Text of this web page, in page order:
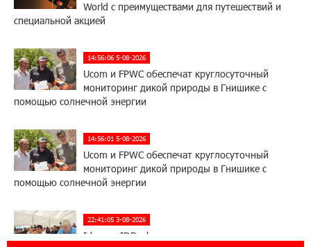
World с преимуществами для путешествий и
специальной акцией
14:56:06 5-08-2026
Ucom и FPWC обеспечат круглосуточный
мониторинг дикой природы в Гнишике с
помощью солнечной энергии
14:56:01 5-08-2026
Ucom и FPWC обеспечат круглосуточный
мониторинг дикой природы в Гнишике с
помощью солнечной энергии
22:41:05 3-08-2026
Idram и IDBank - рядом со стартапами на